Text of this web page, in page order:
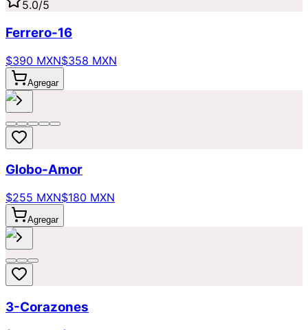
5.0/5
Ferrero-16
$390 MXN$358 MXN
Agregar
Globo-Amor
$255 MXN$180 MXN
Agregar
3-Corazones